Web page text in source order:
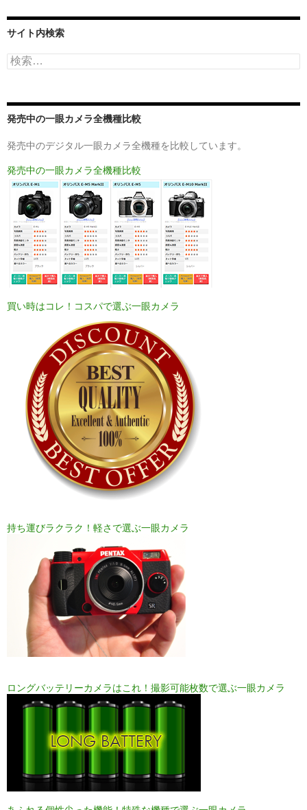
サイト内検索
検
索:
発売中の一眼カメラ全機種比較
発売中のデジタル一眼カメラ全機種を比較しています。
発売中の一眼カメラ全機種比較
買い時はコレ！コスパで選ぶ一眼カメラ
持ち運びラクラク！軽さで選ぶ一眼カメラ
ロングバッテリーカメラはこれ！撮影可能枚数で選ぶ一眼カメラ